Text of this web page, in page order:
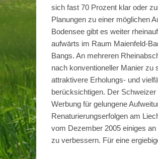
sich fast 70 Prozent klar oder
Planungen zu einer möglichen
Bodensee gibt es weiter
aufwärts im Raum Maienfeld-
Bangs. An mehreren
nach konventioneller Manier zu
attraktivere Erholungs- und
berücksichtigen. Der
Werbung für gelungene
Renaturierungserfolgen am
vom Dezember 2005 einiges
zu verbessern. Für eine